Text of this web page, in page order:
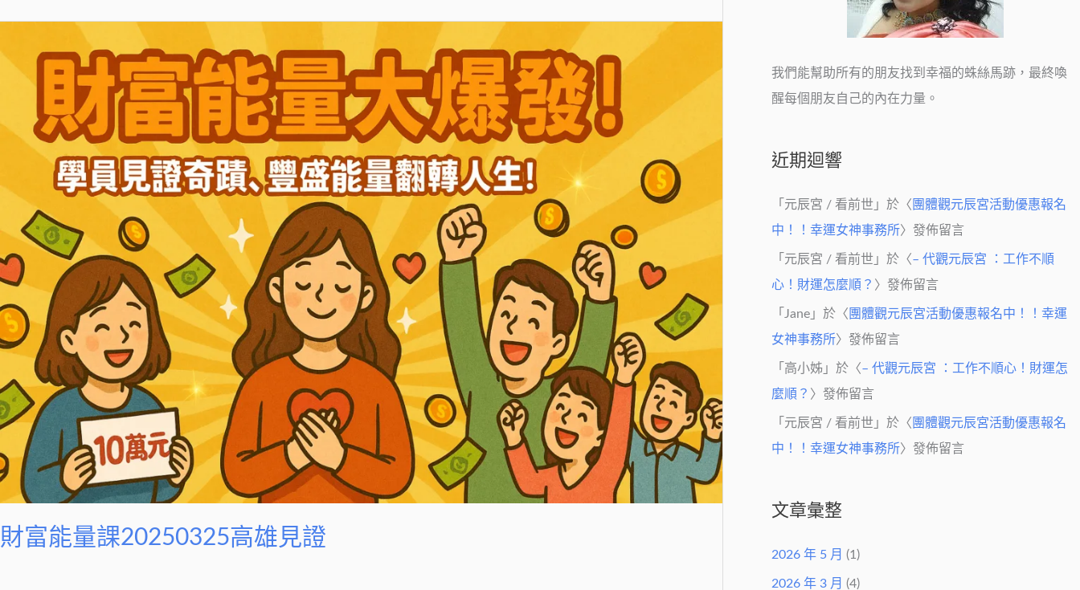
財富能量課20250325高雄見證
富
課
20250325
雄
我們能幫助所有的朋友找到幸福的蛛絲馬跡，最終喚
醒每個朋友自己的內在力量。
近期迴響
「 元辰宮 / 看前世 」於〈 團體觀元辰宮活動優惠報名
中！！幸運女神事務所〉發佈留言
「 元辰宮 / 看前世 」於〈– 代觀元辰宮 ：工作不順
心！財運怎麼順？ 〉發佈留言
「 Jane 」於〈 團體觀元辰宮活動優惠報名中！！幸運
女神事務所〉發佈留言
「 高小姊 」於〈– 代觀元辰宮 ：工作不順心！財運怎
麼順？ 〉發佈留言
「 元辰宮 / 看前世 」於〈 團體觀元辰宮活動優惠報名
中！！幸運女神事務所〉發佈留言
文章彙整
2026 年 5 月 (1)
2026 年 3 月 (4)